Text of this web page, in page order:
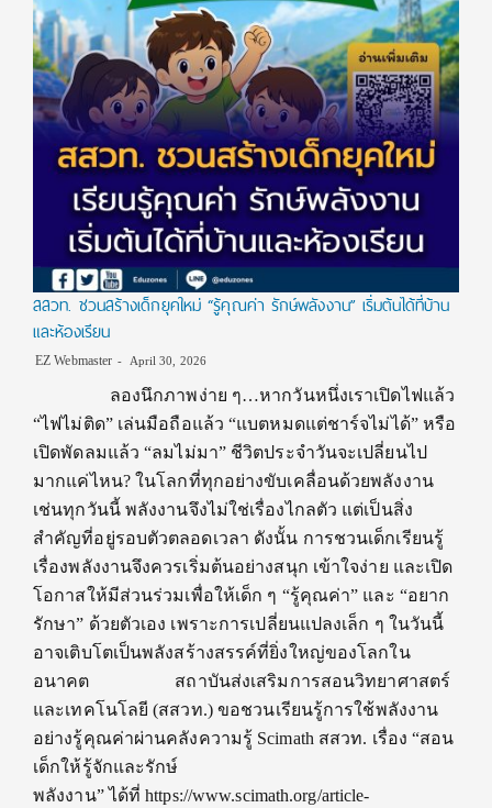
สสวท. ชวนสร้างเด็กยุคใหม่ “รู้คุณค่า รักษ์พลังงาน” เริ่มต้นได้ที่บ้าน
และห้องเรียน
EZ Webmaster April 30, 2026
ลองนึกภาพง่าย ๆ…หากวันหนึ่งเราเปิดไฟแล้ว
“ไฟไม่ติด” เล่นมือถือแล้ว “แบตหมดแต่ชาร์จไม่ได้” หรือ
เปิดพัดลมแล้ว “ลมไม่มา” ชีวิตประจำวันจะเปลี่ยนไป
มากแค่ไหน? ในโลกที่ทุกอย่างขับเคลื่อนด้วยพลังงาน
เช่นทุกวันนี้ พลังงานจึงไม่ใช่เรื่องไกลตัว แต่เป็นสิ่ง
สำคัญที่อยู่รอบตัวตลอดเวลา ดังนั้น การชวนเด็กเรียนรู้
เรื่องพลังงานจึงควรเริ่มต้นอย่างสนุก เข้าใจง่าย และเปิด
โอกาสให้มีส่วนร่วมเพื่อให้เด็ก ๆ “รู้คุณค่า” และ “อยาก
รักษา” ด้วยตัวเอง เพราะการเปลี่ยนแปลงเล็ก ๆ ในวันนี้
อาจเติบโตเป็นพลังสร้างสรรค์ที่ยิ่งใหญ่ของโลกใน
อนาคต สถาบันส่งเสริมการสอนวิทยาศาสตร์
และเทคโนโลยี (สสวท.) ขอชวนเรียนรู้การใช้พลังงาน
อย่างรู้คุณค่าผ่านคลังความรู้ Scimath สสวท. เรื่อง “สอน
เด็กให้รู้จักและรักษ์
พลังงาน” ได้ที่ https://www.scimath.org/article-